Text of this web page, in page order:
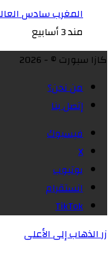
المغرب سادس
مند 3 أسابيع
كازا سبورت © - 2026
من نحن؟
إتصل بنا
فيسبوك
X
يوتيوب
انستقرام
‫TikTok
زر الذهاب إلى الأعلى